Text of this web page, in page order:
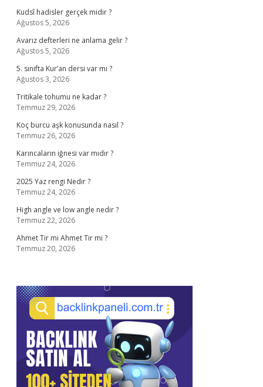
Kudsî hadisler gerçek midir ?
Ağustos 5, 2026
Avarız defterleri ne anlama gelir ?
Ağustos 5, 2026
5. sınıfta Kur’an dersi var mı ?
Ağustos 3, 2026
Tritikale tohumu ne kadar ?
Temmuz 29, 2026
Koç burcu aşk konusunda nasıl ?
Temmuz 26, 2026
Karıncaların iğnesi var mıdır ?
Temmuz 24, 2026
2025 Yaz rengi Nedir ?
Temmuz 24, 2026
High angle ve low angle nedir ?
Temmuz 22, 2026
Ahmet Tir mi Ahmet Tir mi ?
Temmuz 20, 2026